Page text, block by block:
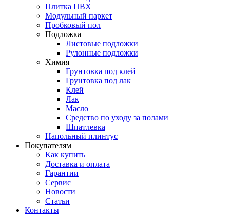
Плитка ПВХ
Модульный паркет
Пробковый пол
Подложка
Листовые подложки
Рулонные подложки
Химия
Грунтовка под клей
Грунтовка под лак
Клей
Лак
Масло
Средство по уходу за полами
Шпатлевка
Напольный плинтус
Покупателям
Как купить
Доставка и оплата
Гарантии
Сервис
Новости
Статьи
Контакты